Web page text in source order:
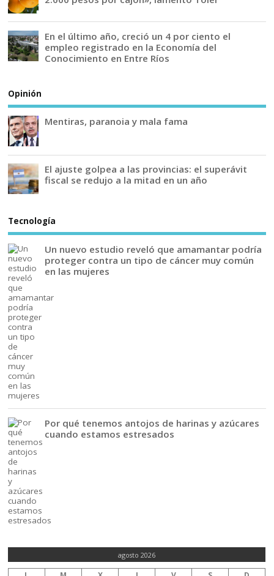
En el último año, creció un 4 por ciento el
empleo registrado en la Economía del
Conocimiento en Entre Ríos
Opinión
Mentiras, paranoia y mala fama
El ajuste golpea a las provincias: el superávit
fiscal se redujo a la mitad en un año
Tecnología
Un nuevo estudio reveló que amamantar podría
proteger contra un tipo de cáncer muy común
en las mujeres
Por qué tenemos antojos de harinas y azúcares
cuando estamos estresados
agosto 2026